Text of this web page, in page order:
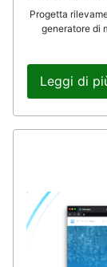
Progetta
generatore di
Leggi di